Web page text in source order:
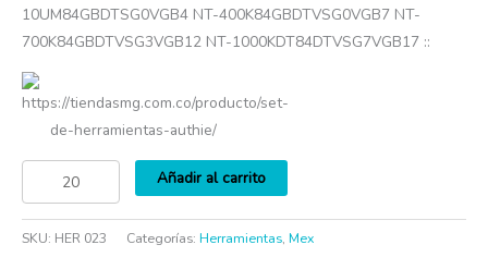
10UM84GBDTSG0VGB4 NT-400K84GBDTVSG0VGB7 NT-
700K84GBDTVSG3VGB12 NT-1000KDT84DTVSG7VGB17 ::
https://tiendasmg.com.co/producto/set-
de-herramientas-authie/
Añadir al carrito
SKU: HER 023 Categorías: Herramientas, Mex